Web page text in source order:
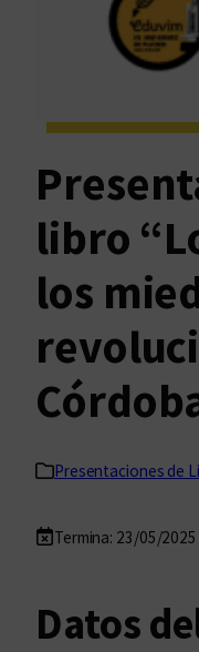
libro
los
Presentaciones de
Termina: 23/05/2025
Datos